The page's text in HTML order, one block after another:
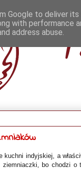
kuchni indyjskiej, a
bo chodzi
Google to deliver
with performance
address abuse.